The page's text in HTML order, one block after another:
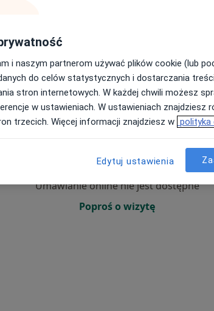
Wt, Śr,
Umawianie online nie jest dostępne
Poproś o wizytę
i naszym partnerom używać plików cookie (lub
do celów statystycznych i dostarczania
stron internetowych. W każdej chwili możesz
w ustawieniach. W ustawieniach znajdziesz
trzecich. Więcej informacji znajdziesz w polityka
Edytuj ustawienia